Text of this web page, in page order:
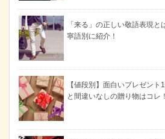
「来る」の正しい敬語表現
寧語別に紹介！
【値段別】面白いプレゼント
と間違いなしの贈り物はコレ！